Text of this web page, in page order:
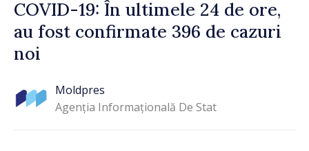
COVID-19: În ultimele 24 de ore,
au fost confirmate 396 de cazuri
noi
Moldpres
Agenția Informațională De Stat